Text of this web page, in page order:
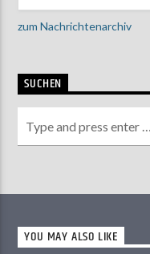
zum Nachrichtenarchiv
SUCHEN
YOU MAY ALSO LIKE